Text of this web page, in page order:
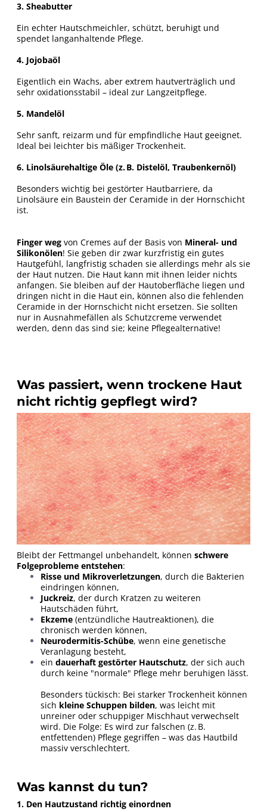
3. Sheabutter
Ein echter Hautschmeichler, schützt, beruhigt und
spendet langanhaltende Pflege.
4. Jojobaöl
Eigentlich ein Wachs, aber extrem hautverträglich und
sehr oxidationsstabil – ideal zur Langzeitpflege.
5. Mandelöl
Sehr sanft, reizarm und für empfindliche Haut geeignet.
Ideal bei leichter bis mäßiger Trockenheit.
6. Linolsäurehaltige Öle (z. B. Distelöl, Traubenkernöl)
Besonders wichtig bei gestörter Hautbarriere, da
Linolsäure ein Baustein der Ceramide in der Hornschicht
ist.
Finger weg von Cremes auf der Basis von Mineral- und
Silikonölen! Sie geben dir zwar kurzfristig ein gutes
Hautgefühl, langfristig schaden sie allerdings mehr als sie
der Haut nutzen. Die Haut kann mit ihnen leider nichts
anfangen. Sie bleiben auf der Hautoberfläche liegen und
dringen nicht in die Haut ein, können also die fehlenden
Ceramide in der Hornschicht nicht ersetzen. Sie sollten
nur in Ausnahmefällen als Schutzcreme verwendet
werden, denn das sind sie; keine Pflegealternative!
Was passiert, wenn trockene Haut
nicht richtig gepflegt wird?
Bleibt der Fettmangel unbehandelt, können schwere
Folgeprobleme entstehen:
Risse und Mikroverletzungen, durch die Bakterien
eindringen können,
Juckreiz, der durch Kratzen zu weiteren
Hautschäden führt,
Ekzeme (entzündliche Hautreaktionen), die
chronisch werden können,
Neurodermitis-Schübe, wenn eine genetische
Veranlagung besteht,
ein dauerhaft gestörter Hautschutz, der sich auch
durch keine "normale" Pflege mehr beruhigen lässt.
Besonders tückisch: Bei starker Trockenheit können
sich kleine Schuppen bilden, was leicht mit
unreiner oder schuppiger Mischhaut verwechselt
wird. Die Folge: Es wird zur falschen (z. B.
entfettenden) Pflege gegriffen – was das Hautbild
massiv verschlechtert.
Was kannst du tun?
1. Den Hautzustand richtig einordnen